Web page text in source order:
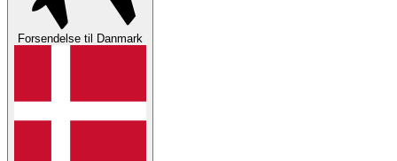
Forsendelse til Danmark